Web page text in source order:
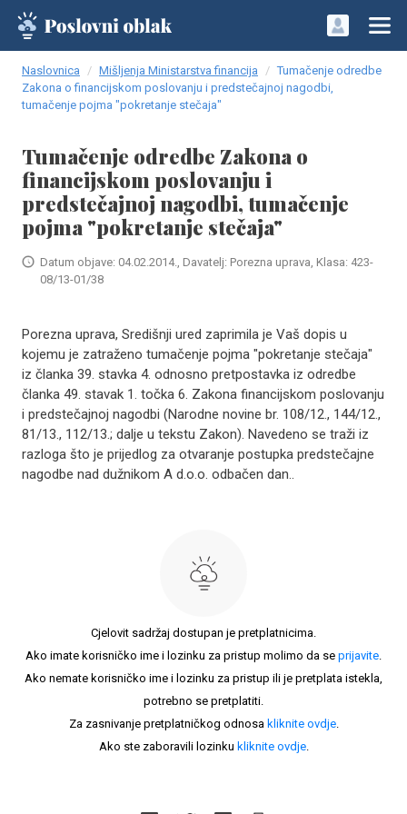
Naslovnica Mišljenja Ministarstva financija
Tumačenje odredbe
Zakona o financijskom poslovanju i predstečajnoj nagodbi,
tumačenje pojma "pokretanje stečaja"
Tumačenje odredbe Zakona o
financijskom poslovanju i
predstečajnoj nagodbi, tumačenje
pojma "pokretanje stečaja"
Datum objave: 04.02.2014., Davatelj: Porezna uprava, Klasa: 423-
08/13-01/38
​Porezna uprava, Središnji ured zaprimila je Vaš dopis u
kojemu je zatraženo tumačenje pojma "pokretanje stečaja"
iz članka 39. stavka 4. odnosno pretpostavka iz odredbe
članka 49. stavak 1. točka 6. Zakona financijskom poslovanju
i predstečajnoj nagodbi (Narodne novine br. 108/12., 144/12.,
81/13., 112/13.; dalje u tekstu Zakon). Navedeno se traži iz
razloga što je prijedlog za otvaranje postupka predstečajne
nagodbe nad dužnikom A d.o.o. odbačen dan..
Cjelovit sadržaj dostupan je pretplatnicima.
Ako imate korisničko ime i lozinku za pristup molimo da se prijavite.
Ako nemate korisničko ime i lozinku za pristup ili je pretplata istekla,
potrebno se pretplatiti.
Za zasnivanje pretplatničkog odnosa kliknite ovdje.
Ako ste zaboravili lozinku kliknite ovdje.